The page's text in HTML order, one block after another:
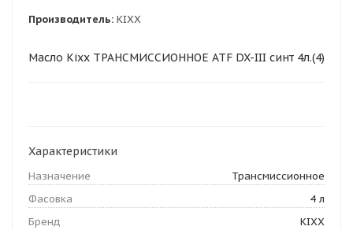
Производитель: KIXX
Масло Kixx ТРАНСМИССИОННОЕ ATF DX-III синт 4л.(4)
Характеристики
Назначение
Трансмиссионное
Фасовка
4 л
Бренд
KIXX